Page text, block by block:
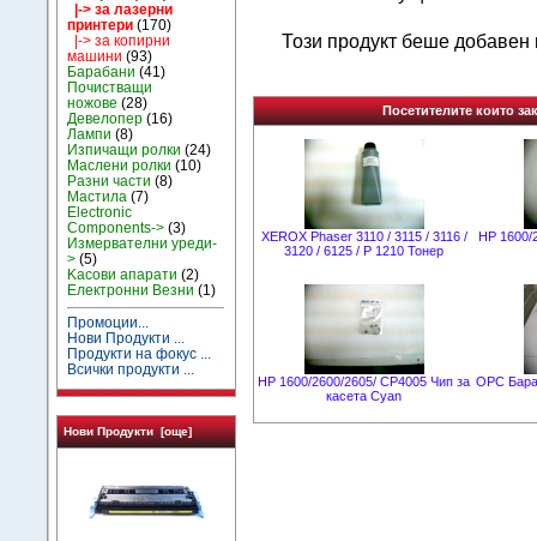
|-> за лазерни
принтери (170)
|-> за копирни
машини (93)
Барабани (41)
Почистващи
ножове (28)
Девелопер (16)
Лампи (8)
Изпичащи ролки (24)
Маслени ролки (10)
Разни части (8)
Мастила (7)
Electronic
Components-> (3)
Измервателни уреди-
> (5)
Kасови апарати (2)
Електронни Везни (1)
Промоции...
Нови Продукти ...
Продукти на фокус ...
Всички продукти ...
Нови Продукти [още]
Този продукт беше добавен
Посетителите които
XEROX Phaser 3110 / 3115 / 3116 /
3120 / 6125 / P 1210 Тонер
HP 1600/
HP 1600/2600/2605/ CP4005 Чип за
касета Cyan
OPC